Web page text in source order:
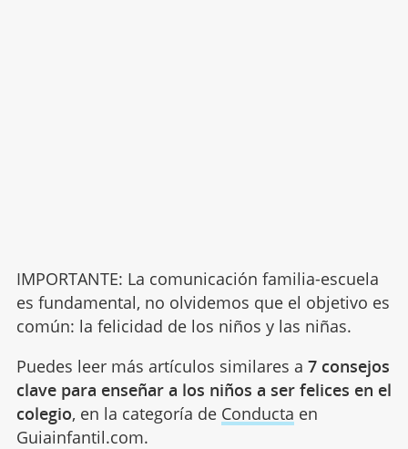
IMPORTANTE: La comunicación familia-escuela
es fundamental, no olvidemos que el objetivo es
común: la felicidad de los niños y las niñas.
Puedes leer más artículos similares a 7 consejos
clave para enseñar a los niños a ser felices en el
colegio, en la categoría de Conducta en
Guiainfantil.com.